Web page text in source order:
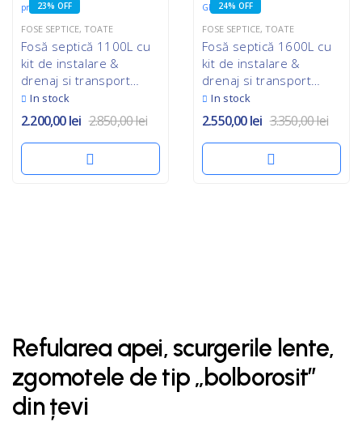
23% OFF
FOSE SEPTICE, TOATE
Fosă septică 1100L cu
kit de instalare &
drenaj si transport
GRATUIT
In stock
2.200,00lei 2.850,00lei
24% OFF
FOSE SEPTICE, TOATE
Fosă septică 1600L cu
kit de instalare &
drenaj si transport
GRATUIT
In stock
2.550,00lei 3.350,00lei
Refularea apei, scurgerile lente,
zgomotele de tip „bolborosit”
din țevi